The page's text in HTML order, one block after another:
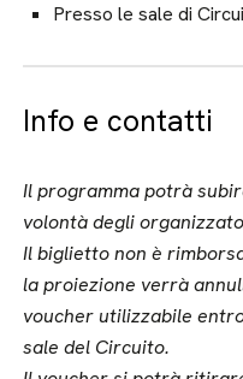
Presso le sale di
Info e contatti
Il programma potrà
volontà degli
Il biglietto non è
la proiezione verrà
voucher utilizzabile
sale del Circuito.